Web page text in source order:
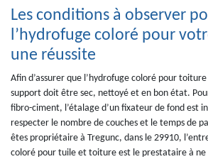
Les conditions à observer
l’hydrofuge coloré pour
une réussite
Afin d’assurer que l’hydrofuge coloré pour
support doit être sec, nettoyé et en bon état.
fibro-ciment, l’étalage d’un fixateur de fond est
respecter le nombre de couches et le temps de
êtes propriétaire à Tregunc, dans le 29910,
coloré pour tuile et toiture est le prestataire à ne